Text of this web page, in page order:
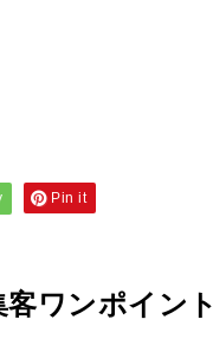
Pin it
ワンポイント